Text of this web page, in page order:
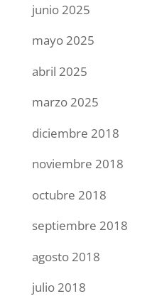
junio 2025
mayo 2025
abril 2025
marzo 2025
diciembre 2018
noviembre 2018
octubre 2018
septiembre 2018
agosto 2018
julio 2018